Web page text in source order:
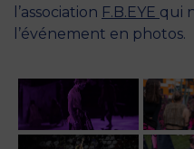
l’association F.B.EYE qui
l’événement en photos.